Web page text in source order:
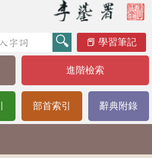
學習筆記
進階檢索
部首索引 辭典附錄